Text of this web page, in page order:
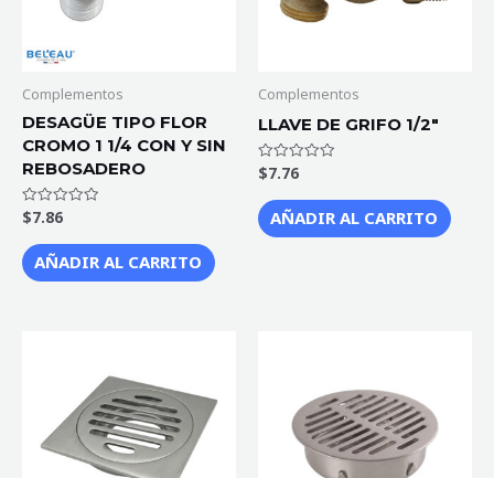
Complementos
DESAGÜE TIPO FLOR
CROMO 1 1/4 CON Y SIN
REBOSADERO
Valorado
con
de
5
$7.86
AÑADIR AL CARRITO
Complementos
LLAVE DE GRIFO 1/2″
Valorado
con
de
5
$7.76
AÑADIR AL CARRITO